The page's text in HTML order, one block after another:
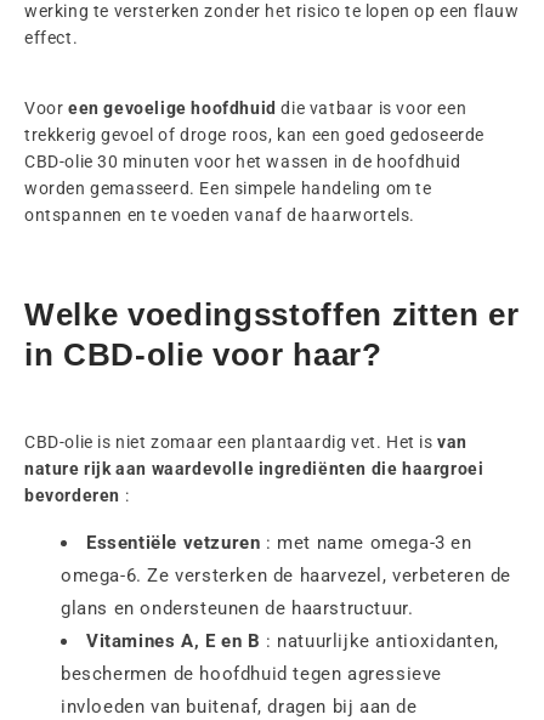
werking te versterken zonder het risico te lopen op een flauw
effect.
Voor een gevoelige hoofdhuid die vatbaar is voor een
trekkerig gevoel of droge roos, kan een goed gedoseerde
CBD-olie 30 minuten voor het wassen in de hoofdhuid
worden gemasseerd. Een simpele handeling om te
ontspannen en te voeden vanaf de haarwortels.
Welke voedingsstoffen zitten er
in CBD-olie voor haar?
CBD-olie is niet zomaar een plantaardig vet. Het isvan
nature rijk aan waardevolle ingrediënten die haargroei
bevorderen :
Essentiële vetzuren : met name omega-3 en
omega-6. Ze versterken de haarvezel, verbeteren de
glans en ondersteunen de haarstructuur.
Vitamines A, E en B : natuurlijke antioxidanten,
beschermen de hoofdhuid tegen agressieve
invloeden van buitenaf, dragen bij aan de